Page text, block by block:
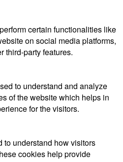
certain functionalities like
on social media platforms,
third-party features.
to understand and analyze
of the website which helps in
for the visitors.
understand how visitors
cookies help provide